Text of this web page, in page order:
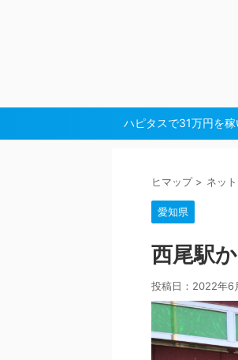
ハピタスで31万円を
ヒマップ> ネッ
愛知県
西尾駅
投稿日： 2022年6